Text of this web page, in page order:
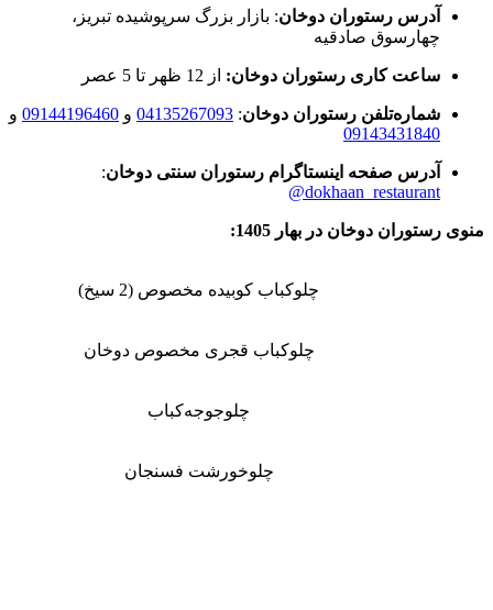
آدرس رستوران دوخان: بازار بزرگ سرپوشیده تبریز،
چهارسوق صادقیه
ساعت کاری رستوران دوخان: از 12 ظهر تا 5 عصر
شماره‌تلفن رستوران دوخان:
04135267093 و 09144196460 و
09143431840
آدرس صفحه اینستاگرام رستوران سنتی دوخان:
dokhaan_restaurant@
منوی رستوران دوخان در بهار 1405:
چلوکباب کوبیده مخصوص (2 سیخ)
چلوکباب قجری مخصوص دوخان
چلوجوجه‌کباب
چلوخورشت فسنجان